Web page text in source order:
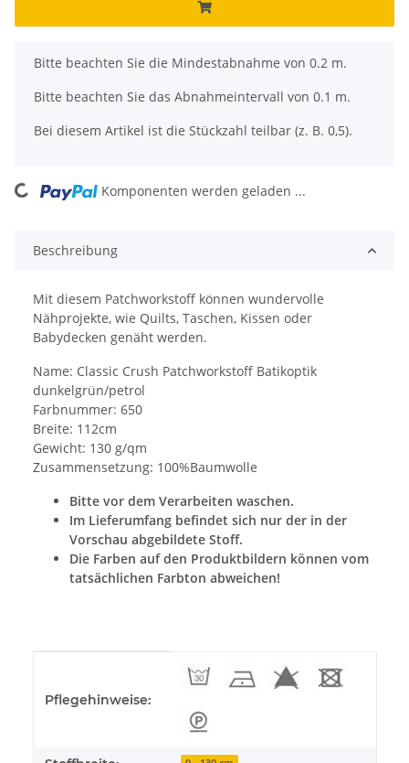
x
Bitte beachten Sie die Mindestabnahme von 0.2 m.
Bitte beachten Sie das Abnahmeintervall von 0.1 m.
Bei diesem Artikel ist die Stückzahl teilbar (z. B. 0,5).
Komponenten werden geladen ...
Beschreibung
Mit diesem Patchworkstoff können wundervolle
Nähprojekte, wie Quilts, Taschen, Kissen oder
Babydecken genäht werden.
Name: Classic Crush Patchworkstoff Batikoptik
dunkelgrün/petrol
Farbnummer: 650
Breite: 112cm
Gewicht: 130 g/qm
Zusammensetzung: 100%Baumwolle
Bitte vor dem Verarbeiten waschen.
Im Lieferumfang befindet sich nur der in der
Vorschau abgebildete Stoff.
Die Farben auf den Produktbildern können vom
tatsächlichen Farbton abweichen!
Pflegehinweise: